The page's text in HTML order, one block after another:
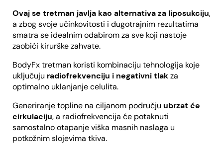
Ovaj se tretman javlja kao alternativa za liposukciju,
a zbog svoje učinkovitosti i dugotrajnim rezultatima
smatra se idealnim odabirom za sve koji nastoje
zaobići kirurške zahvate.
BodyFx tretman koristi kombinaciju tehnologija koje
uključuju radiofrekvenciju i negativni tlakza
optimalno uklanjanje celulita.
Generiranje topline na ciljanom području ubrzat će
cirkulaciju, a radiofrekvencija će potaknuti
samostalno otapanje viška masnih naslaga u
potkožnim slojevima tkiva.